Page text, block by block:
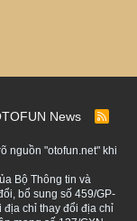
News
R
S
nguồn "otofun.net" khi
Bộ Thông tin và
bổ sung số 459/GP-
địa chỉ thay đổi địa chỉ